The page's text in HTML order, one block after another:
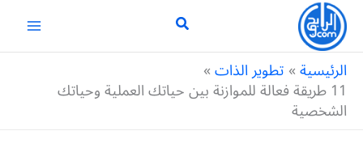
تخطي
المحتوى
الرئيسية تطوير الذات
11 طريقة فعالة للموازنة بين حياتك العملية وحياتك
الشخصية